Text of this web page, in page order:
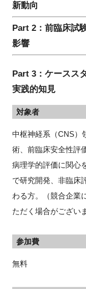
新動向
Part 2：前臨床試
影響
Part 3：ケースス
実践的知見
対象者
中枢神経系（CNS）
術、前臨床安全性評
病理学的評価に関心
で研究開発、非臨床
わる方。（競合企業
ただく場合がござい
参加費
無料